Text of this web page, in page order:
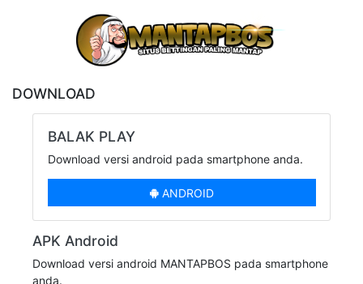
DOWNLOAD
BALAK PLAY
Download versi android pada smartphone anda.
ANDROID
APK Android
Download versi android MANTAPBOS pada smartphone
anda.